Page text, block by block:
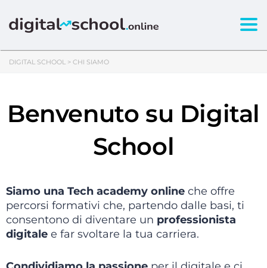
DIGITAL SCHOOL > CHI SIAMO
Benvenuto su Digital
School
Siamo una Tech academy online che offre
percorsi formativi che, partendo dalle basi, ti
consentono di diventare un professionista
digitale e far svoltare la tua carriera.